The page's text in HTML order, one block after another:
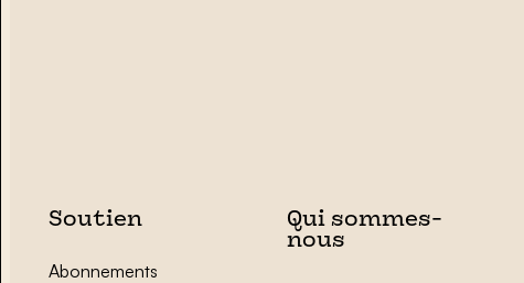
Soutien
Abonnements
Qui sommes-
nous